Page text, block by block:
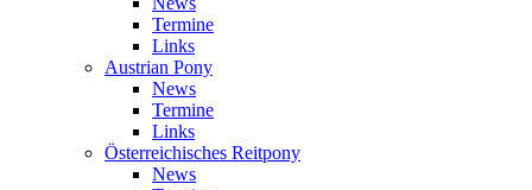
Termine
Links
Austrian Pony
News
Termine
Links
Österreichisches Reitpony
News